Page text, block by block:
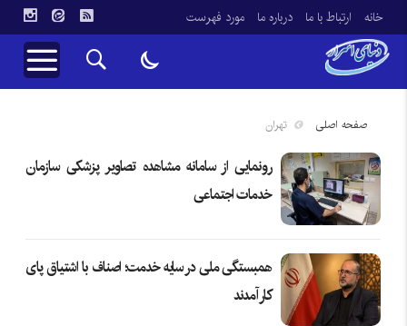
خانه ارتباط با ما درباره ما مورد فهرست
صفحه اصلی تهران
رونمایی از سامانه مشاهده تصاویر پزشکی سازمان
خدمات اجتماعی
همبستگی ملی در سایه خدمت؛ اصناف با اشتیاق پای
کار آمدند